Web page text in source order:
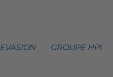
GROUPE HPI